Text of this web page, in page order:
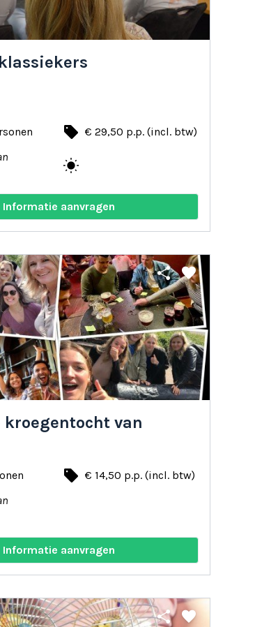
local_offer € 29,50 p.p. (incl. btw)
wb_sunny
Informatie aanvragen
share favorite
kroegentocht van
local_offer € 14,50 p.p. (incl. btw)
Informatie aanvragen
share favorite